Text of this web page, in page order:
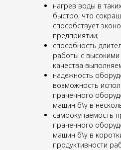
нагрев воды в
быстро, что
способствует
предприятии;
способность
работы с высокими
качества
надежность
возможность
прачечного
машин б\у в
самоокупаемость
прачечного
машин б\у в
продуктивности